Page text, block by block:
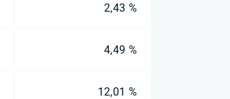
2,43 %
4,49 %
12,01 %